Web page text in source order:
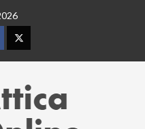
Twitter